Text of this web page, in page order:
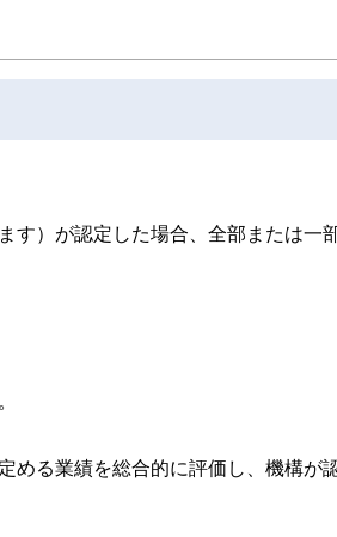
す）が認定した場合、全部または一
める業績を総合的に評価し、機構が